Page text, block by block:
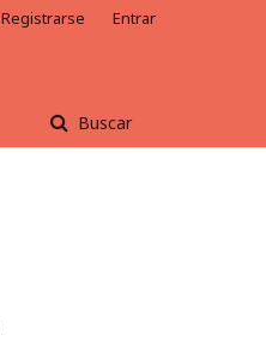
Buscar
Registrarse Entrar